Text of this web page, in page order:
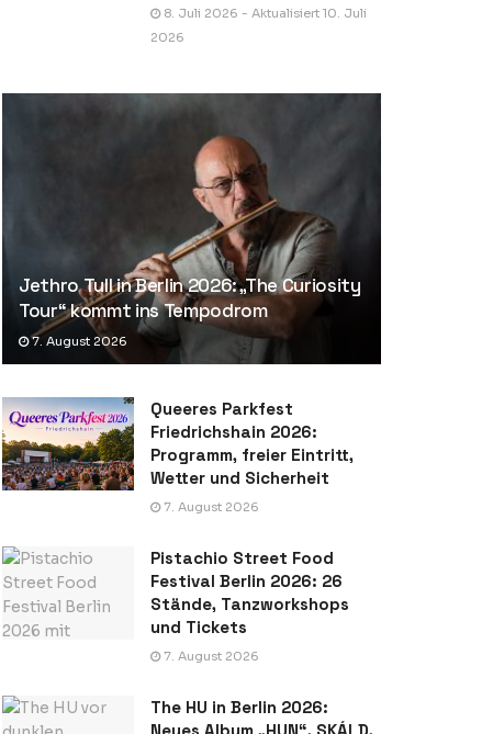
8. Juli 2026 - Aktualisiert 10. Juli
2026
Jethro Tull in Berlin 2026: „The Curiosity
Tour“ kommt ins Tempodrom
7. August 2026
Queeres Parkfest
Friedrichshain 2026:
Programm, freier Eintritt,
Wetter und Sicherheit
7. August 2026
Pistachio Street Food
Festival Berlin 2026: 26
Stände, Tanzworkshops
und Tickets
7. August 2026
The HU in Berlin 2026:
Neues Album „HUN“, SKÁLD,